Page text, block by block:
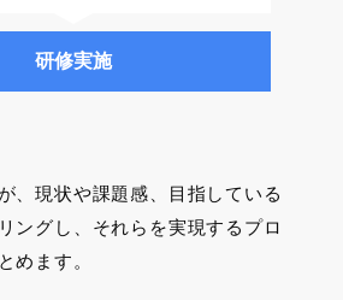
研修実施
、現状や課題感、目指している
ングし、それらを実現するプロ
めます。